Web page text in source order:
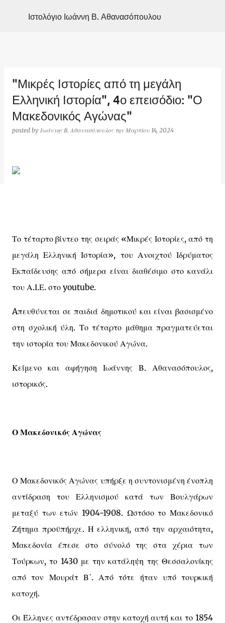
Μετάβαση στο κύριο περιεχόμενο
Ιστολόγιο Ιωάννη Β. Αθανασόπουλου
"Μικρές Ιστορίες από τη μεγάλη
Ελληνική Ιστορία", 4ο επεισόδιο: "Ο
Μακεδονικός Αγώνας"
posted by Ιωάννης Β. Αθανασόπουλος την Μαρτίου 14, 2024
Το τέταρτο βίντεο της σειράς «Μικρές Ιστορίες, από τη
μεγάλη Ελληνική Ιστορία», του Ανοιχτού Ιδρύματος
Εκπαίδευσης από σήμερα είναι διαθέσιμο στο κανάλι
του Α.Ι.Ε. στο youtube.
Aπευθύνεται σε παιδιά δημοτικού και είναι βασισμένο
στη σχολική ύλη. Το τέταρτο μάθημα πραγματεύεται
την ιστορία του Μακεδονικού Αγώνα.
Κείμενο και αφήγηση Ιωάννης Β. Αθανασόπουλος,
ιστορικός.
Ο Μακεδονικός Αγώνας
Ο Μακεδονικός Αγώνας υπήρξε η συντονισμένη ένοπλη
αντίδραση του Ελληνισμού κατά των Βουλγάρων
μεταξύ των ετών 1904-1908. Ωστόσο το Μακεδονικό
Ζήτημα προϋπήρχε. Η ελληνική, από την αρχαιότητα,
Μακεδονία έπεσε στο σύνολό της στα χέρια των
Τούρκων, το 1430 με την κατάληψη της Θεσσαλονίκης
από τον Μουράτ Β΄. Από τότε ήταν υπό τουρκική
κατοχή.
Οι Έλληνες αντέδρασαν στην κατοχή αυτή και το 1854